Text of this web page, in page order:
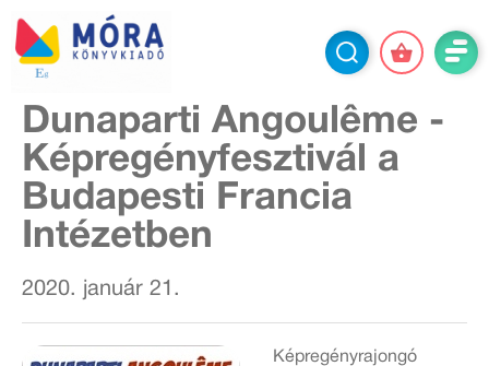
Dunaparti Angoulême -
Képregényfesztivál a
Budapesti Francia
Intézetben
2020. január 21.
Képregényrajongó